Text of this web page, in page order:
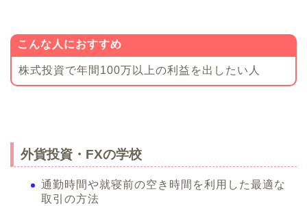
こんな人におすすめ
株式投資で年間100万以上の利益を出したい人
外貨投資・FXの学校
通勤時間や就寝前の空き時間を利用した最適な
取引の方法